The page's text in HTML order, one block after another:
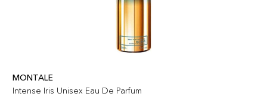
MONTALE
Intense Iris Unisex Eau De Parfum